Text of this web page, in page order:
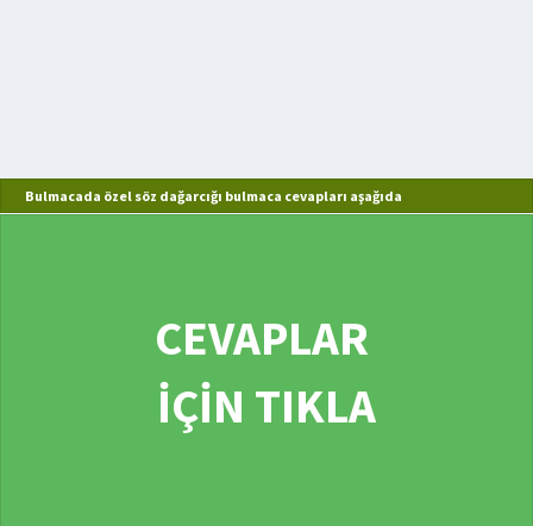
Bulmacada özel söz dağarcığı bulmaca cevapları aşağıda
CEVAPLAR
İÇİN TIKLA